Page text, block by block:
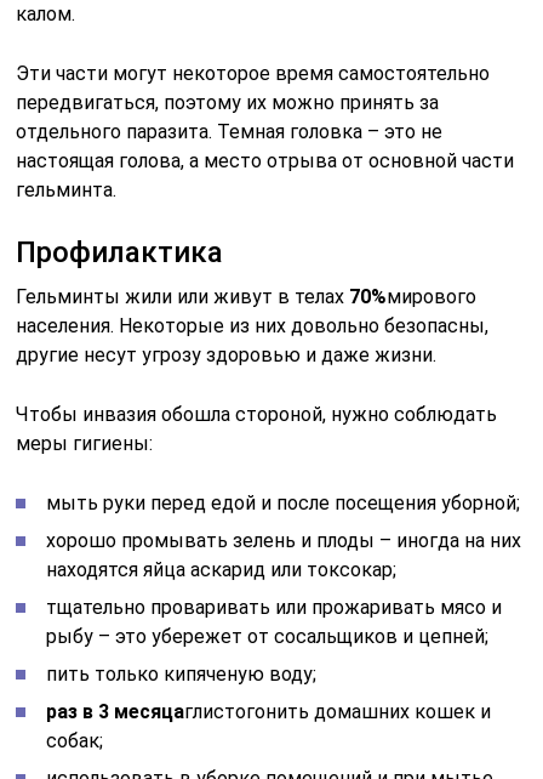
калом.
Эти части могут некоторое время самостоятельно
передвигаться, поэтому их можно принять за
отдельного паразита. Темная головка – это не
настоящая голова, а место отрыва от основной части
гельминта.
Профилактика
Гельминты жили или живут в телах 70%мирового
населения. Некоторые из них довольно безопасны,
другие несут угрозу здоровью и даже жизни.
Чтобы инвазия обошла стороной, нужно соблюдать
меры гигиены:
мыть руки перед едой и после посещения уборной;
хорошо промывать зелень и плоды – иногда на них
находятся яйца аскарид или токсокар;
тщательно проваривать или прожаривать мясо и
рыбу – это убережет от сосальщиков и цепней;
пить только кипяченую воду;
раз в 3 месяцаглистогонить домашних кошек и
собак;